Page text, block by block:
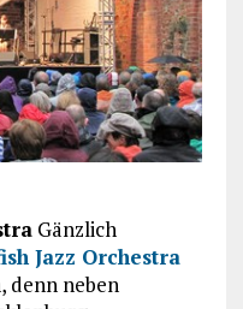
Gänzlich
Jazz Orchestra
denn neben